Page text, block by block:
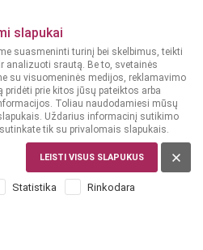
slapukai
suasmeninti turinį bei skelbimus, teikti
analizuoti srautą. Be to, svetainės
su visuomeninės medijos, reklamavimo
prie kitos jūsų pateiktos arba
Toliau naudodamiesi mūsų
Uždarius informacinį sutikimo
tik su privalomais slapukais.
LEISTI VISUS SLAPUKUS
Statistika Rinkodara
0,75 l